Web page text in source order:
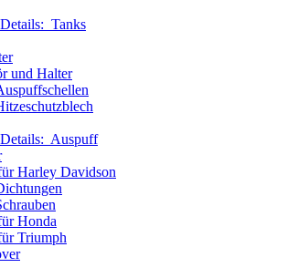
Tanks
und Halter
Auspuff
Harley Davidson
Honda
Triumph